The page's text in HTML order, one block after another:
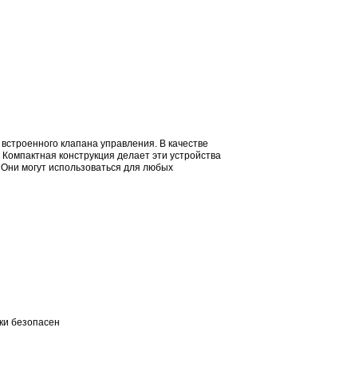
клапана управления. В качестве
конструкция делает эти устройства
могут использоваться для любых
безопасен